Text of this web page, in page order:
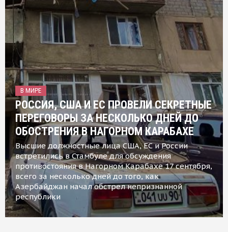
В МИРЕ
РОССИЯ, США И ЕС ПРОВЕЛИ СЕКРЕТНЫЕ
ПЕРЕГОВОРЫ ЗА НЕСКОЛЬКО ДНЕЙ ДО
ОБОСТРЕНИЯ В НАГОРНОМ КАРАБАХЕ
Высшие должностные лица США, ЕС и России
встретились в Стамбуле для обсуждения
противостояния в Нагорном Карабахе 17 сентября,
всего за несколько дней до того, как
Азербайджан начал обстрел непризнанной
республики